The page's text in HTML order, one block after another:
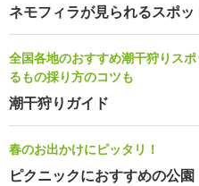
ネモフィラが見られるスポッ
全国各地のおすすめ潮干狩りス
るもの採り方のコツも
潮干狩りガイド
春のお出かけにピッタリ！
ピクニックにおすすめの公園